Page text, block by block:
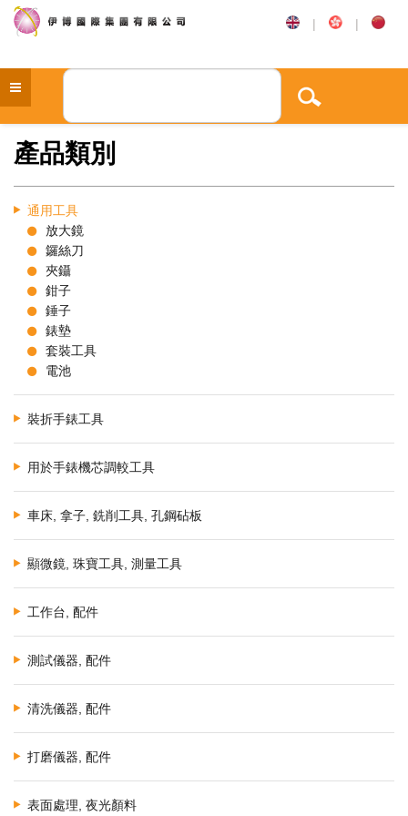
| |
產品類別
通用工具
放大鏡
鑼絲刀
夾鑷
鉗子
錘子
錶墊
套裝工具
電池
裝折手錶工具
用於手錶機芯調較工具
車床, 拿子, 銑削工具, 孔鋼砧板
顯微鏡, 珠寶工具, 測量工具
工作台, 配件
測試儀器, 配件
清洗儀器, 配件
打磨儀器, 配件
表面處理, 夜光顏料